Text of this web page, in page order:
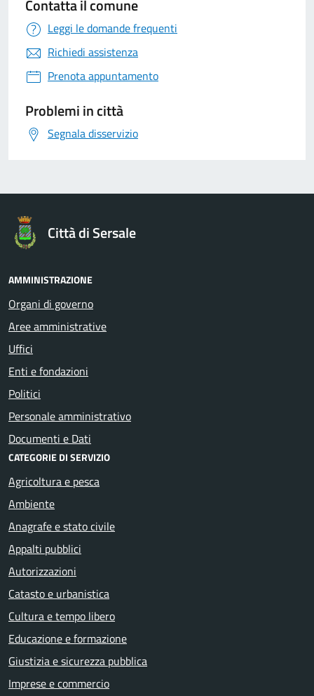
Contatta il comune
Leggi le domande frequenti
Richiedi assistenza
Prenota appuntamento
Problemi in città
Segnala disservizio
Città di Sersale
AMMINISTRAZIONE
Organi di governo
Aree amministrative
Uffici
Enti e fondazioni
Politici
Personale amministrativo
Documenti e Dati
CATEGORIE DI SERVIZIO
Agricoltura e pesca
Ambiente
Anagrafe e stato civile
Appalti pubblici
Autorizzazioni
Catasto e urbanistica
Cultura e tempo libero
Educazione e formazione
Giustizia e sicurezza pubblica
Imprese e commercio